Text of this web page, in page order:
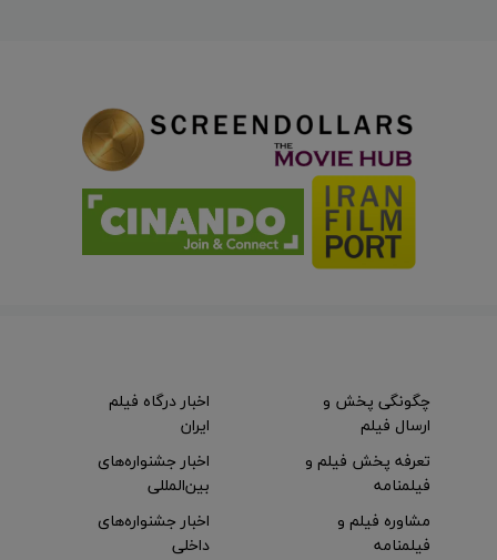
چگونگی پخش و
ارسال فیلم
تعرفه پخش فیلم و
فیلمنامه
مشاوره فیلم و
فیلمنامه
اخبار درگاه فیلم
ایران
اخبار جشنواره‌های
بین‌المللی
اخبار جشنواره‌های
داخلی